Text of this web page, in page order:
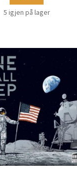
5 igjen på lager